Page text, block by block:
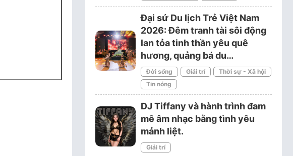
Đại sứ Du lịch Trẻ Việt Nam
2026: Đêm tranh tài sôi động
lan tỏa tinh thần yêu quê
hương, quảng bá du…
Đời sống Giải trí
Thời sự - Xã hội
Tin nóng
DJ Tiffany và hành trình đam
mê âm nhạc bằng tình yêu
mảnh liệt.
Giải trí